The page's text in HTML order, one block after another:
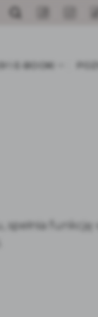
I E-BOOKI
funkcję